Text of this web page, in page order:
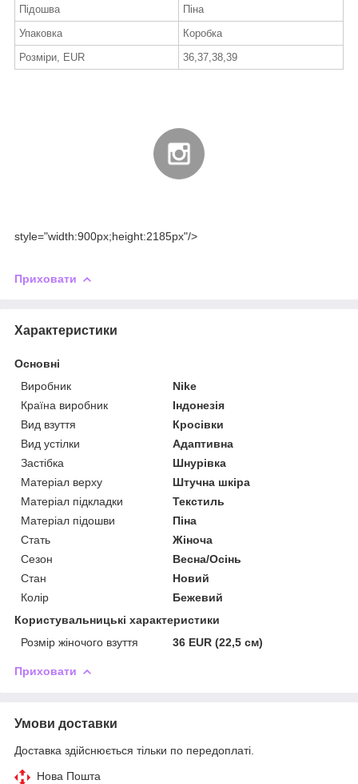
Підошва
Піна
Упаковка
Коробка
Розміри, EUR
36,37,38,39
style="width:900px;height:2185px"/>
Приховати
Характеристики
Основні
Виробник
Nike
Країна виробник
Індонезія
Вид взуття
Кросівки
Вид устілки
Адаптивна
Застібка
Шнурівка
Матеріал верху
Штучна шкіра
Матеріал підкладки
Текстиль
Матеріал підошви
Піна
Стать
Жіноча
Сезон
Весна/Осінь
Стан
Новий
Колір
Бежевий
Користувальницькі характеристики
Розмір жіночого взуття
36 EUR (22,5 см)
Приховати
Умови доставки
Доставка здійснюється тільки по передоплаті.
Нова Пошта